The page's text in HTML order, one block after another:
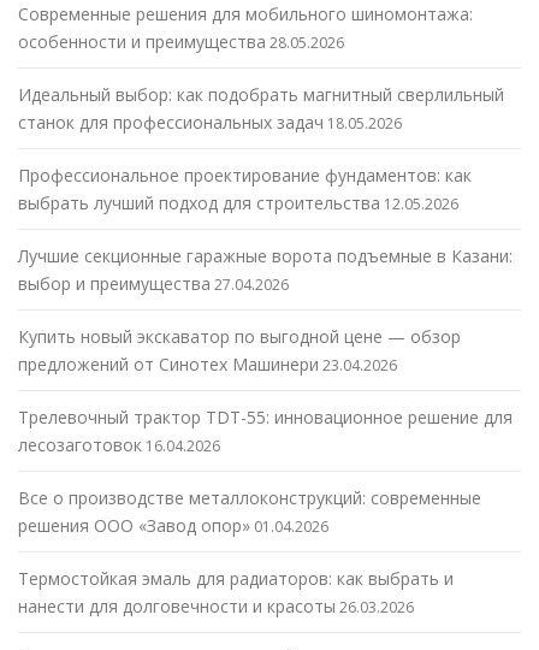
Современные решения для мобильного шиномонтажа:
особенности и преимущества 28.05.2026
Идеальный выбор: как подобрать магнитный сверлильный
станок для профессиональных задач 18.05.2026
Профессиональное проектирование фундаментов: как
выбрать лучший подход для строительства 12.05.2026
Лучшие секционные гаражные ворота подъемные в Казани:
выбор и преимущества 27.04.2026
Купить новый экскаватор по выгодной цене — обзор
предложений от Синотех Машинери 23.04.2026
Трелевочный трактор TDT-55: инновационное решение для
лесозаготовок 16.04.2026
Все о производстве металлоконструкций: современные
решения ООО «Завод опор» 01.04.2026
Термостойкая эмаль для радиаторов: как выбрать и
нанести для долговечности и красоты 26.03.2026